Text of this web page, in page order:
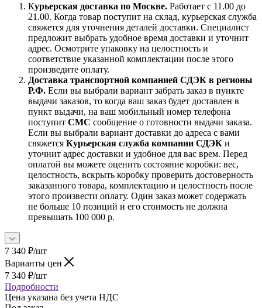
Курьерская доставка по Москве. Работает с 11.00 до
21.00. Когда товар поступит на склад, курьерская служба
свяжется для уточнения деталей доставки. Специалист
предложит выбрать удобное время доставки и уточнит
адрес. Осмотрите упаковку на целостность и
соответствие указанной комплектации после этого
произведите оплату.
Доставка транспортной компанией СДЭК в регионы
Р.Ф. Если вы выбрали вариант забрать заказ в пункте
выдачи заказов, то когда ваш заказ будет доставлен в
пункт выдачи, на ваш мобильный номер телефона
поступит СМС сообщение о готовности выдачи заказа.
Если вы выбрали вариант доставки до адреса с вами
свяжется Курьерская служба компании СДЭК и
уточнит адрес доставки и удобное для вас врем. Перед
оплатой вы можете оценить состояние коробки: вес,
целостность, вскрыть коробку проверить достоверность
заказанного товара, комплектацию и целостность после
этого произвести оплату. Один заказ может содержать
не больше 10 позиций и его стоимость не должна
превышать 100 000 р.
7 340 ₽/шт
Варианты цен
7 340 ₽/шт
Подробности
Цена указана без учета НДС